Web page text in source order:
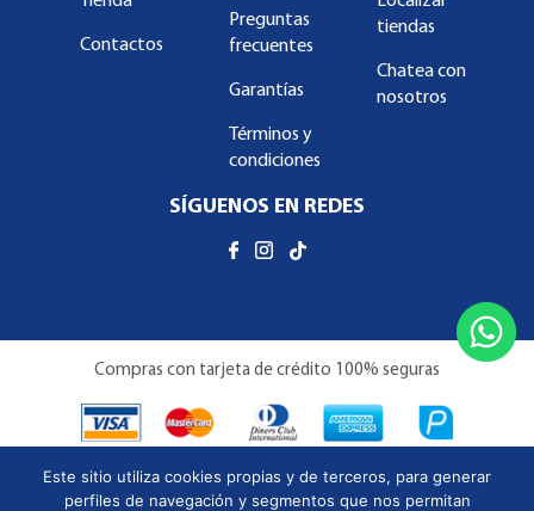
Contactos
Preguntas
frecuentes
Garantías
Términos y
condiciones
tiendas
Chatea con
nosotros
SÍGUENOS EN REDES
Compras con tarjeta de crédito 100% seguras
Este sitio utiliza cookies propias y de terceros, para generar
perfiles de navegación y segmentos que nos permitan